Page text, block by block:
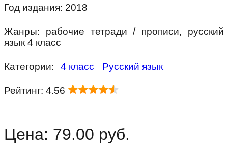
Год издания: 2018
Жанры: рабочие тетради / прописи, русский
язык 4 класс
Категории: 4 класс Русский язык
Рейтинг: 4.56
Цена: 79.00 руб.